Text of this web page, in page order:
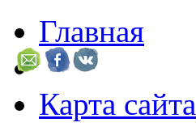
Главная
Карта сайта